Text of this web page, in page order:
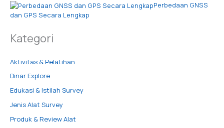
Perbedaan GNSS
dan GPS Secara Lengkap
Kategori
Aktivitas & Pelatihan
Dinar Explore
Edukasi & Istilah Survey
Jenis Alat Survey
Produk & Review Alat